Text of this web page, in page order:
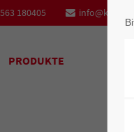
180405
PRODUKTE